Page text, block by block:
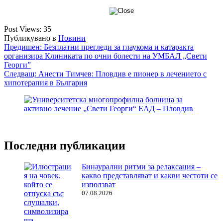
Post Views: 35
Публикувано в Новини
Навигация
Предишен: Безплатни прегледи за глаукома и катаракта
организира Клиниката по очни болести на УМБАЛ „Свети
Георги”
Следващ: Анести Тимчев: Пловдив е пионер в лечението с
хипотерапия в България
Последни публикации
Бинаурални ритми за релаксация –
какво представляват и какви честоти се
използват
07.08.2026